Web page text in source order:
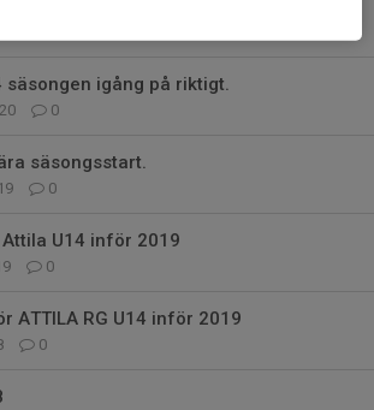
säsongen igång på riktigt.
0
säsongsstart.
0
U14 inför 2019
0
ATTILA RG U14 inför 2019
0